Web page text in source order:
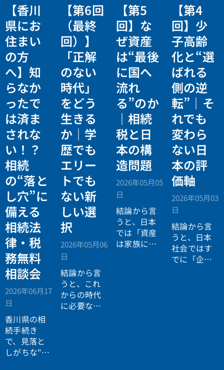
【香川
県にお
住まい
の方
へ】知
らなか
ったで
は済ま
されな
い！？
相続
の“落と
し穴”に
備える
相続法
律・税
務無料
相談会
2026年06月17
日
香川県の相
続手続き
で、見落と
しがちな"落
【第6回
（最終
回）】
「正解
のない
時代」
をどう
生きる
か｜学
歴でも
エリー
トでも
ない新
しい選
択
2026年05月06
日
結論から言
うと、これ
からの時代
に必要なの
【第5
回】な
ぜ資産
は“最後
に国へ
流れ
る”のか
｜相続
税と日
本の構
造問題
2026年05月05
日
結論から言
うと、日本
では「資産
は家族に引
【第4
回】少
子高齢
化と“選
ばれる
側の逆
転”｜そ
れでも
変わら
ない日
本の評
価軸
2026年05月03
日
結論から言
うと、日本
社会ではす
でに「企業